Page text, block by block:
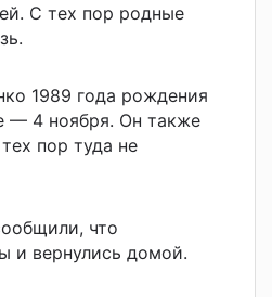
С тех пор родные
1989 года рождения
— 4 ноября. Он также
пор туда не
что
и вернулись домой.